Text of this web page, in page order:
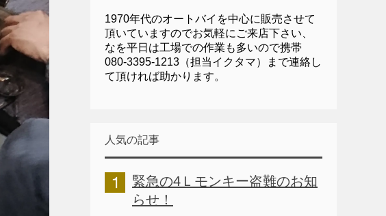
1970年代のオートバイを中心に販売させて
頂いていますのでお気軽にご来店下さい、
なを平日は工場での作業も多いので携帯
080-3395-1213（担当イクタマ）まで連絡し
て頂ければ助かります。
人気の記事
緊急の4Ｌモンキー盗難のお知
らせ！